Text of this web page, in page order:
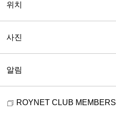
위치
사진
알림
ROYNET CLUB MEMBERS